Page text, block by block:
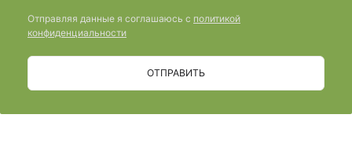
Отправляя данные я соглашаюсь с политикой
конфиденциальности
ОТПРАВИТЬ